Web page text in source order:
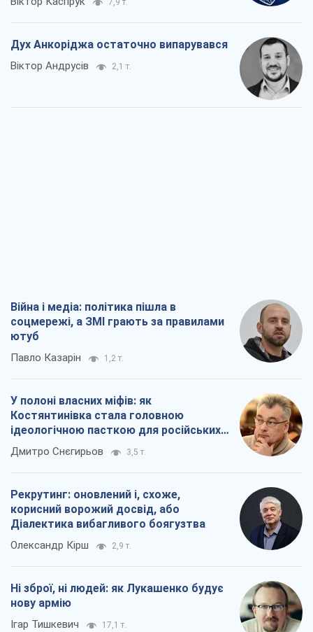
7,9 т.
Дух Анкоріджа остаточно випарувався
Віктор Андрусів 2,1 т.
Війна і медіа: політика пішла в
соцмережі, а ЗМІ грають за правилами
ютуб
Павло Казарін 1,2 т.
У полоні власних міфів: як
Костянтинівка стала головною
ідеологічною пасткою для російських
окупантів
Дмитро Снєгирьов 3,5 т.
Рекрутинг: оновлений і, схоже,
корисний ворожий досвід, або
Діалектика вибагливого боягузтва
Олександр Кірш 2,9 т.
Ні зброї, ні людей: як Лукашенко будує
нову армію
Ігар Тишкевич 17,1 т.